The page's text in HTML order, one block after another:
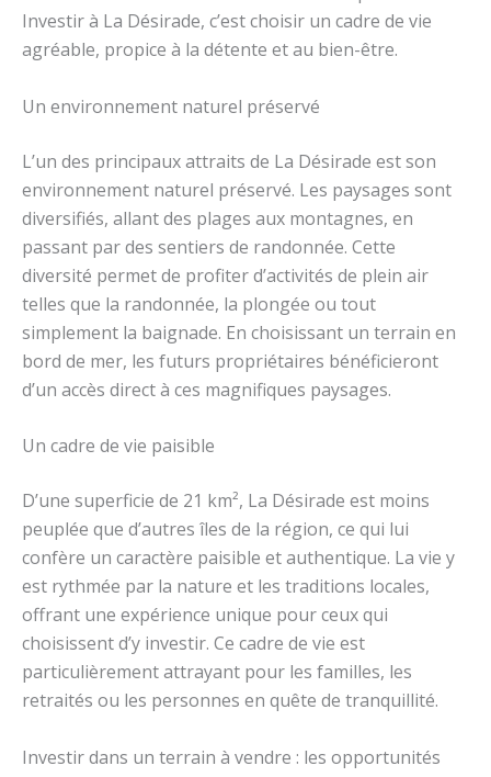
Investir à La Désirade, c’est choisir un cadre de vie
agréable, propice à la détente et au bien-être.
Un environnement naturel préservé
L’un des principaux attraits de La Désirade est son
environnement naturel préservé. Les paysages sont
diversifiés, allant des plages aux montagnes, en
passant par des sentiers de randonnée. Cette
diversité permet de profiter d’activités de plein air
telles que la randonnée, la plongée ou tout
simplement la baignade. En choisissant un terrain en
bord de mer, les futurs propriétaires bénéficieront
d’un accès direct à ces magnifiques paysages.
Un cadre de vie paisible
D’une superficie de 21 km², La Désirade est moins
peuplée que d’autres îles de la région, ce qui lui
confère un caractère paisible et authentique. La vie y
est rythmée par la nature et les traditions locales,
offrant une expérience unique pour ceux qui
choisissent d’y investir. Ce cadre de vie est
particulièrement attrayant pour les familles, les
retraités ou les personnes en quête de tranquillité.
Investir dans un terrain à vendre : les opportunités